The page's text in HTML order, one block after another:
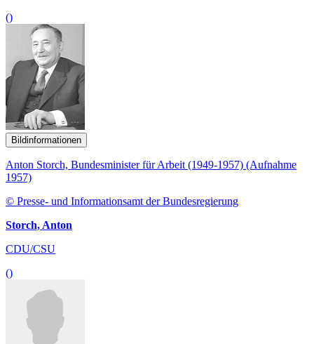
()
Bildinformationen
Anton Storch, Bundesminister für Arbeit (1949-1957) (Aufnahme
1957)
© Presse- und Informationsamt der Bundesregierung
Storch, Anton
CDU/CSU
()